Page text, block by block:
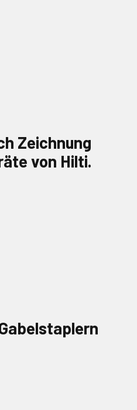
Zeichnung
von Hilti.